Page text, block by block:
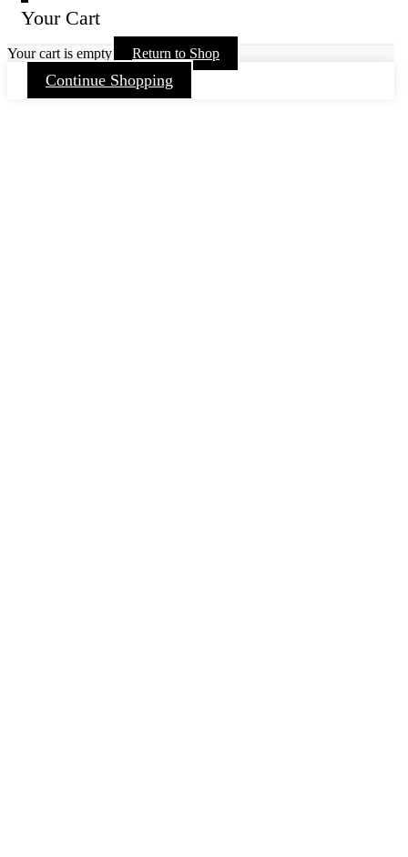
Your Cart
Your cart is empty Return to Shop
Continue Shopping